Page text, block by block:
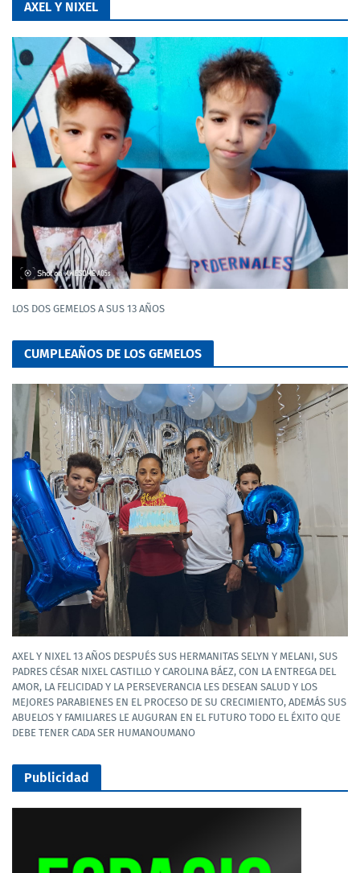
AXEL Y NIXEL
LOS DOS GEMELOS A SUS 13 AÑOS
CUMPLEAÑOS DE LOS GEMELOS
AXEL Y NIXEL 13 AÑOS DESPUÉS SUS HERMANITAS SELYN Y MELANI, SUS
PADRES CÉSAR NIXEL CASTILLO Y CAROLINA BÁEZ, CON LA ENTREGA DEL
AMOR, LA FELICIDAD Y LA PERSEVERANCIA LES DESEAN SALUD Y LOS
MEJORES PARABIENES EN EL PROCESO DE SU CRECIMIENTO, ADEMÁS SUS
ABUELOS Y FAMILIARES LE AUGURAN EN EL FUTURO TODO EL ÉXITO QUE
DEBE TENER CADA SER HUMANOUMANO
Publicidad